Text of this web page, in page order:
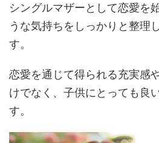
シングルマザーとして恋愛を
うな気持ちをしっかりと整理
す。
恋愛を通じて得られる充実感
けでなく、子供にとっても良
す。